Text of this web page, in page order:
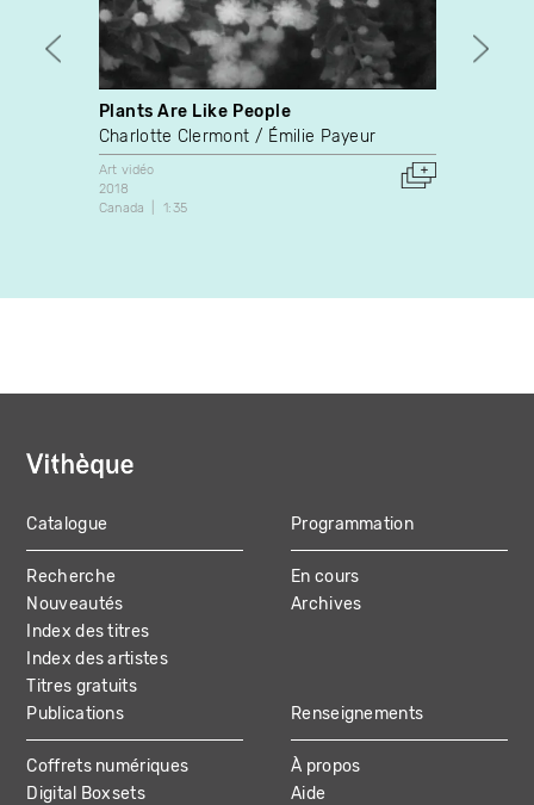
Plants Are Like People
Charlotte Clermont
Émilie Payeur
Art vidéo
2018
Canada
1:35
MAIN
NAVIGATION
Catalogue
Recherche
Nouveautés
Index des titres
Index des artistes
Titres gratuits
Programmation
En cours
Archives
Publications
Coffrets numériques
Digital Boxsets
Renseignements
À propos
Aide